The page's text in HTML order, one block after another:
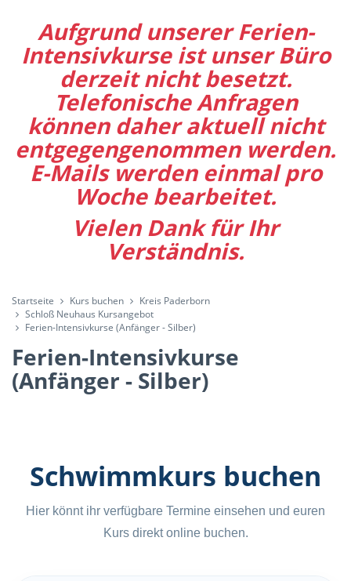
Aufgrund unserer Ferien-
Intensivkurse ist unser Büro
derzeit nicht besetzt.
Telefonische Anfragen
können daher aktuell nicht
entgegengenommen werden.
E-Mails werden einmal pro
Woche bearbeitet.
Vielen Dank für Ihr
Verständnis.
Startseite Kurs buchen
Kreis Paderborn
Schloß Neuhaus Kursangebot
Ferien-Intensivkurse (Anfänger - Silber)
Ferien-Intensivkurse
(Anfänger - Silber)
Schwimmkurs buchen
Hier könnt ihr verfügbare Termine einsehen und euren
Kurs direkt online buchen.